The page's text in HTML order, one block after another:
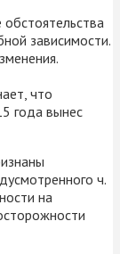
зависимости.
что
года вынес
ч.
на